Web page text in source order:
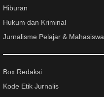
Hiburan
Hukum dan Kriminal
Jurnalisme Pelajar & Mahasiswa
Box Redaksi
Kode Etik Jurnalis